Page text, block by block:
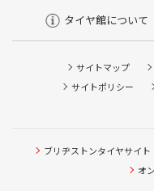
タイヤ館について
サイトマップ
サイトポリシー
ブリヂストンタイヤサイト
オ